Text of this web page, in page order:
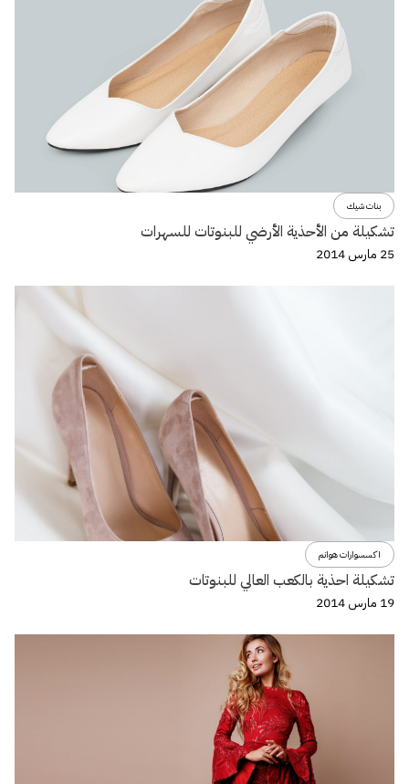
بنات شيك
تشكيلة من الأحذية الأرضي للبنوتات للسهرات
25 مارس 2014
اكسسوارات هوانم
تشكيلة احذية بالكعب العالي للبنوتات
19 مارس 2014